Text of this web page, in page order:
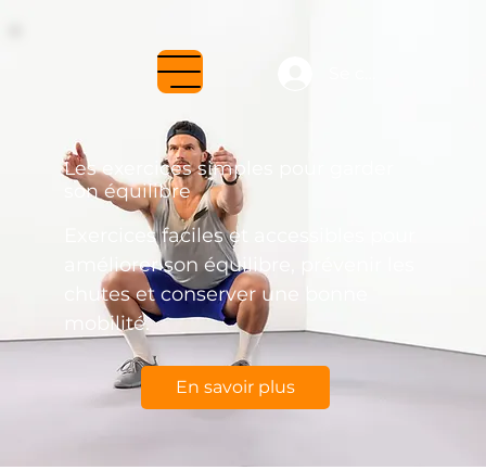
Les exercices simples pour garder
son équilibre
Exercices faciles et accessibles pour
améliorer son équilibre, prévenir les
chutes et conserver une bonne
mobilité.
En savoir plus